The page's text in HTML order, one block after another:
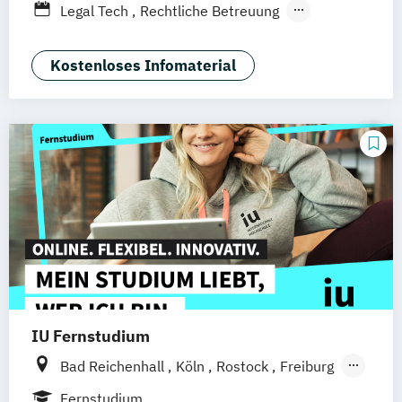
Nürnberg
Legal Tech
Rechtliche Betreuung
Kostenloses Infomaterial
IU Fernstudium
Bad Reichenhall Köln Rostock
Freiburg
Kiel
Frankfurt am Main
Fernstudium